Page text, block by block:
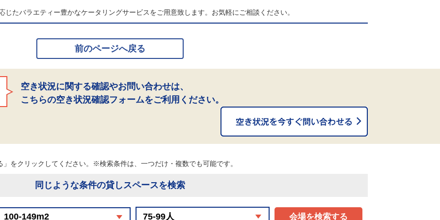
じたバラエティー豊かなケータリングサービスをご用意致します。お気軽にご相談ください。
前のページへ戻る
空き状況に関する確認やお問い合わせは、
こちらの空き状況確認フォームをご利用ください。
」をクリックしてください。※検索条件は、一つだけ・複数でも可能です。
同じような条件の貸しスペースを検索
会場を検索する